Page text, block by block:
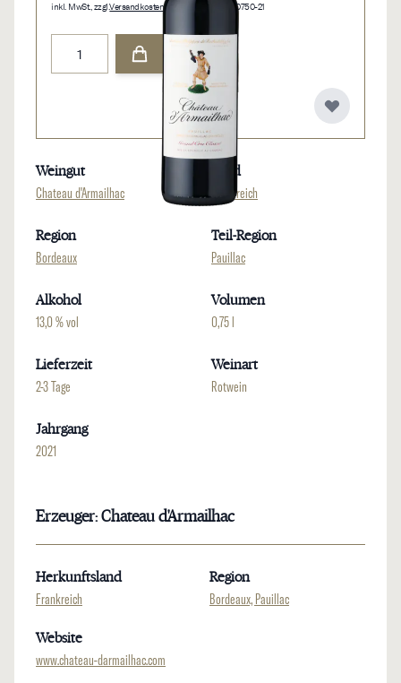
inkl. MwSt., zzgl.Versandkosten• 0,75 l • 62,00 €/l • 0750-21
Weingut
Chateau d'Armailhac
Land
Frankreich
Region
Bordeaux
Teil-Region
Pauillac
Alkohol
13,0 % vol
Volumen
0,75 l
Lieferzeit
2-3 Tage
Weinart
Rotwein
Jahrgang
2021
Erzeuger: Chateau d'Armailhac
Herkunftsland
Frankreich
Region
Bordeaux, Pauillac
Website
www.chateau-darmailhac.com